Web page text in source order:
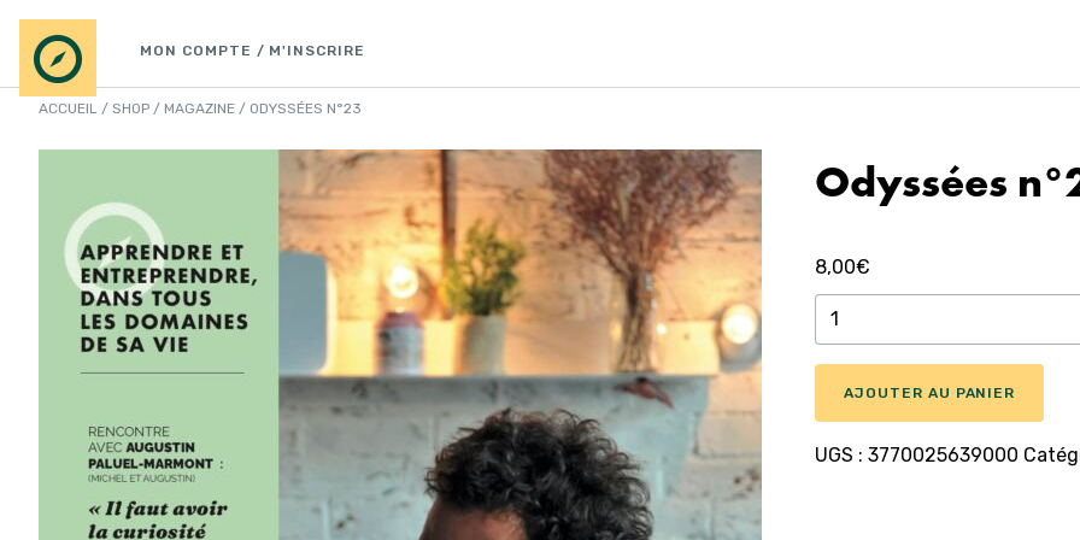
contenu
MON COMPTE / M'INSCRIRE
ACCUEIL / SHOP / MAGAZINE / ODYSSÉES N°23
Odyssées
8,00€
n°23AJOUTER AU PANIER
UGS : 3770025639000